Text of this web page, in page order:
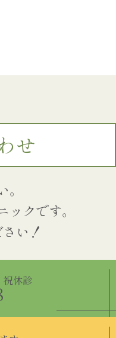
せ
クです。
休診